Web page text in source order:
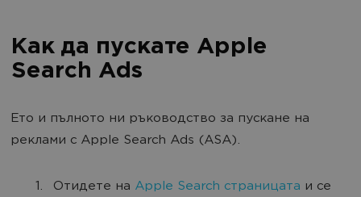
Как да пускате Apple
Search Ads
Ето и пълното ни ръководство за пускане на
реклами с Apple Search Ads (ASA).
Отидете на Apple Search страницата и се